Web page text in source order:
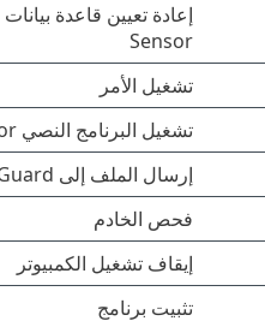
Sensor
تشغيل الأمر
تشغيل البرنامج النصي SysInspector
إرسال الملف إلى ESET LiveGuard
فحص الخادم
إيقاف تشغيل الكمبيوتر
تثبيت برنامج